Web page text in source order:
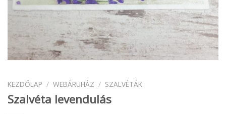
KEZDŐLAP / WEBÁRUHÁZ / SZALVÉTÁK
Szalvéta levendulás